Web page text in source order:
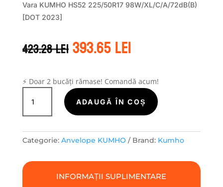
Vara KUMHO HS52 225/50R17 98W/XL/C/A/72dB(B)
[DOT 2023]
423.28leiPrețul
inițial
fost:
423.28 lei.
393.65leiPrețul
curent
393.65 lei.
⚡ Doar 2 bucăți rămase! Comandă acum!
Cantitate
Kumho
ECSTA
225/50R17
ADAUGĂ ÎN COȘ
Categorie: Anvelope KUMHO Brand: Kumho
INFORMAȚII SUPLIMENTARE